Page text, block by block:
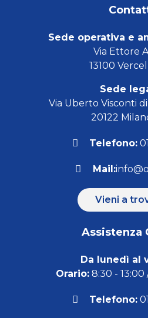
Sede operativa e
Via Ettore
13100
Sede
Via Uberto Visconti di
20122
Telefono:
Mail:
Vieni a
Assistenza
Da lunedì al
Orario:8:30 - 13:00
Telefono: